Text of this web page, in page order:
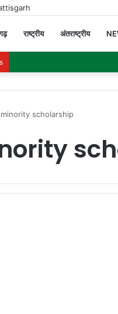
राष्ट्रीय अंतराष्ट्रीय
minority scholarship